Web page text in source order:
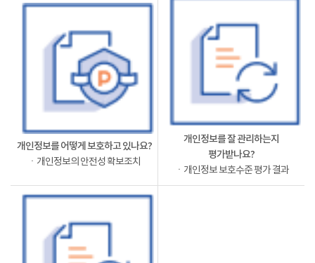
개인정보를 어떻게 보호하고 있나요?
ㆍ개인정보의 안전성 확보조치
개인정보를 잘 관리하는지
평가받나요?
ㆍ개인정보 보호수준 평가 결과